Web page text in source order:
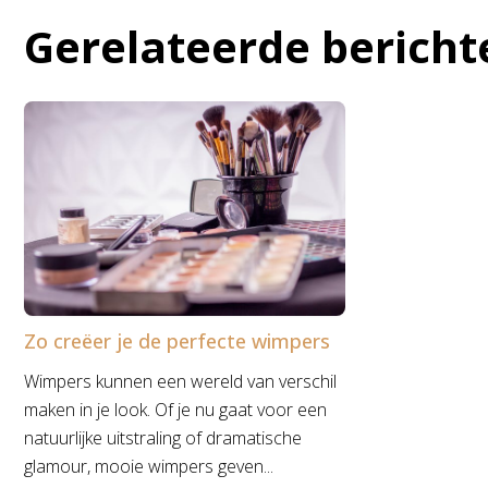
Gerelateerde
Zo creëer je de perfecte wimpers
Wimpers kunnen een wereld van verschil
maken in je look. Of je nu gaat voor een
natuurlijke uitstraling of dramatische
glamour, mooie wimpers geven...